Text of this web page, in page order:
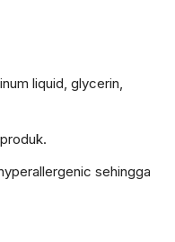
liquid, glycerin,
sehingga